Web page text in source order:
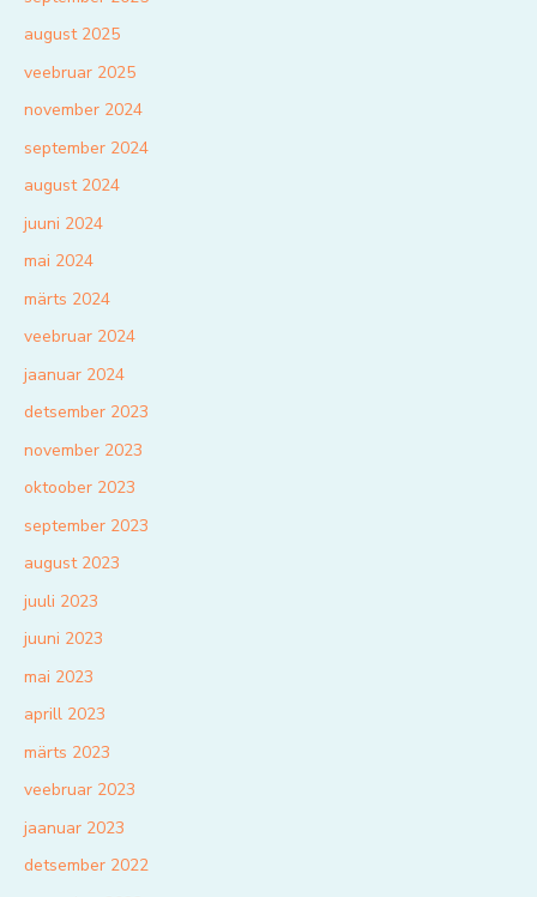
august 2025
veebruar 2025
november 2024
september 2024
august 2024
juuni 2024
mai 2024
märts 2024
veebruar 2024
jaanuar 2024
detsember 2023
november 2023
oktoober 2023
september 2023
august 2023
juuli 2023
juuni 2023
mai 2023
aprill 2023
märts 2023
veebruar 2023
jaanuar 2023
detsember 2022